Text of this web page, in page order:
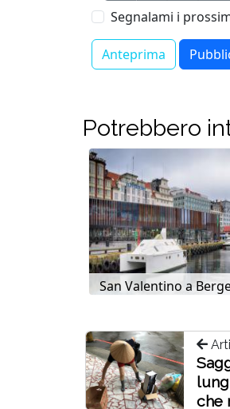
Segnalami i
Potrebbero
San Valentino a
che